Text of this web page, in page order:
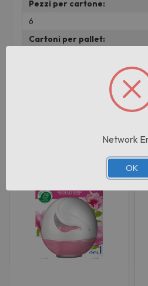
Pezzi per cartone:
6
Cartoni per pallet:
Prodotti
Network
OK